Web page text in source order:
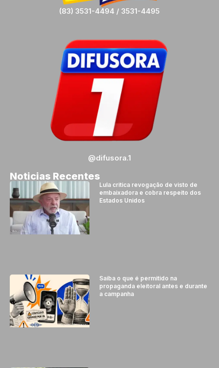
(83) 3531-4494 / 3531-4495
@difusora.1
Noticias Recentes
Lula critica revogação de visto de
embaixadora e cobra respeito dos
Estados Unidos
Saiba o que é permitido na
propaganda eleitoral antes e durante
a campanha